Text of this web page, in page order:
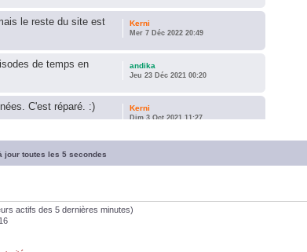
le reste du site est
Kerni
Mer 7 Déc 2022 20:49
de temps en
andika
Jeu 23 Déc 2021 00:20
C'est réparé. :) Kerni
Dim 3 Oct 2021 11:27
que 2020 !
6; 7 et 8 !
Dim 26 Avr 2020 14:19
jour toutes les 5 secondes
actifs des 5 dernières minutes)